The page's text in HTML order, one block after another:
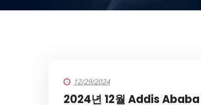
12/29/2024
2024년 12월 Addis Ababa